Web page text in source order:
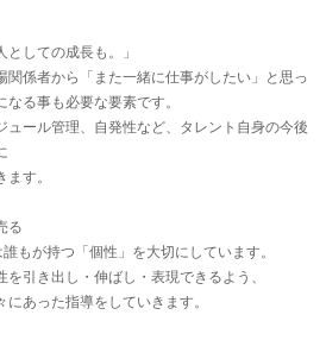
としての成長も。」
関係者から「また一緒に仕事がしたい」と思っ
る事も必要な要素です。
ュール管理、自発性など、タレント自身の今後
す。
る
もが持つ「個性」を大切にしています。
引き出し・伸ばし・表現できるよう、
あった指導をしていきます。